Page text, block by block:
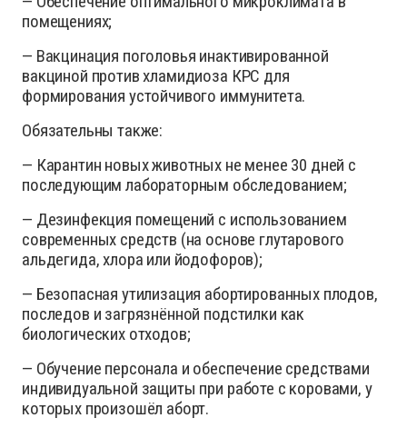
помещениях;
— Вакцинация поголовья инактивированной
вакциной против хламидиоза КРС для
формирования устойчивого иммунитета.
Обязательны также:
— Карантин новых животных не менее 30 дней с
последующим лабораторным обследованием;
— Дезинфекция помещений с использованием
современных средств (на основе глутарового
альдегида, хлора или йодофоров);
— Безопасная утилизация абортированных плодов,
последов и загрязнённой подстилки как
биологических отходов;
— Обучение персонала и обеспечение средствами
индивидуальной защиты при работе с коровами, у
которых произошёл аборт.